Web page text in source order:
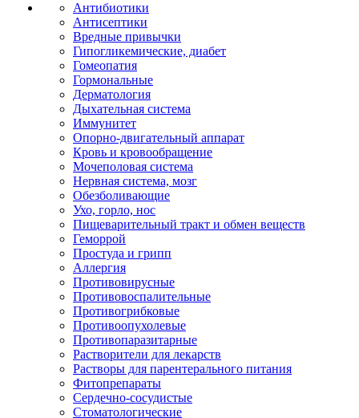
Антибиотики
Антисептики
Вредные привычки
Гипогликемические, диабет
Гомеопатия
Гормональные
Дерматология
Дыхательная система
Иммунитет
Опорно-двигательный аппарат
Кровь и кровообращение
Мочеполовая система
Нервная система, мозг
Обезболивающие
Ухо, горло, нос
Пищеварительный тракт и обмен веществ
Геморрой
Простуда и грипп
Аллергия
Противовирусные
Противовоспалительные
Противогрибковые
Противоопухолевые
Противопаразитарные
Растворители для лекарств
Растворы для парентерального питания
Фитопрепараты
Сердечно-сосудистые
Стоматологические